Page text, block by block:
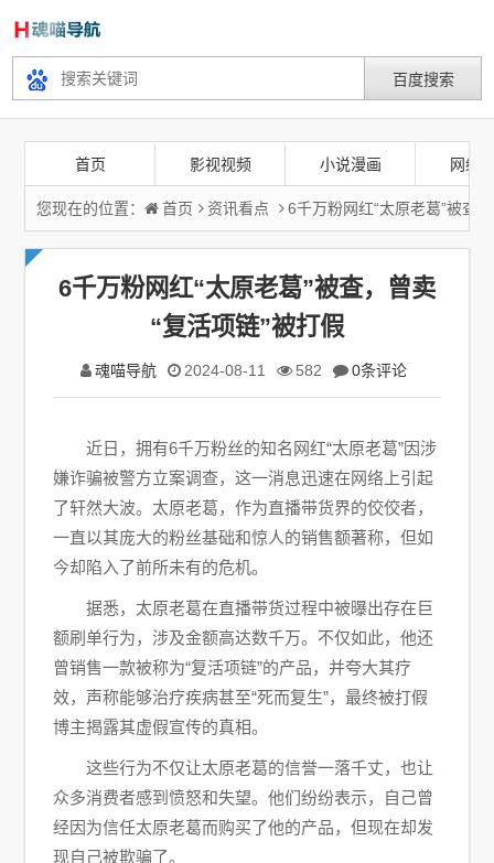
首页 影视视频 小说漫画 网络
您现在的位置： 首页 资讯看点 6千万粉网红“太原老葛”被查
6千万粉网红“太原老葛”被查，曾卖
“复活项链”被打假
魂喵导航 2024-08-11 582 0条评论
近日，拥有6千万粉丝的知名网红“太原老葛”因涉
嫌诈骗被警方立案调查，这一消息迅速在网络上引起
了轩然大波。太原老葛，作为直播带货界的佼佼者，
一直以其庞大的粉丝基础和惊人的销售额著称，但如
今却陷入了前所未有的危机。
据悉，太原老葛在直播带货过程中被曝出存在巨
额刷单行为，涉及金额高达数千万。不仅如此，他还
曾销售一款被称为“复活项链”的产品，并夸大其疗
效，声称能够治疗疾病甚至“死而复生”，最终被打假
博主揭露其虚假宣传的真相。
这些行为不仅让太原老葛的信誉一落千丈，也让
众多消费者感到愤怒和失望。他们纷纷表示，自己曾
经因为信任太原老葛而购买了他的产品，但现在却发
现自己被欺骗了。